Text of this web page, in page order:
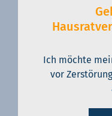
Ich möchte
vor